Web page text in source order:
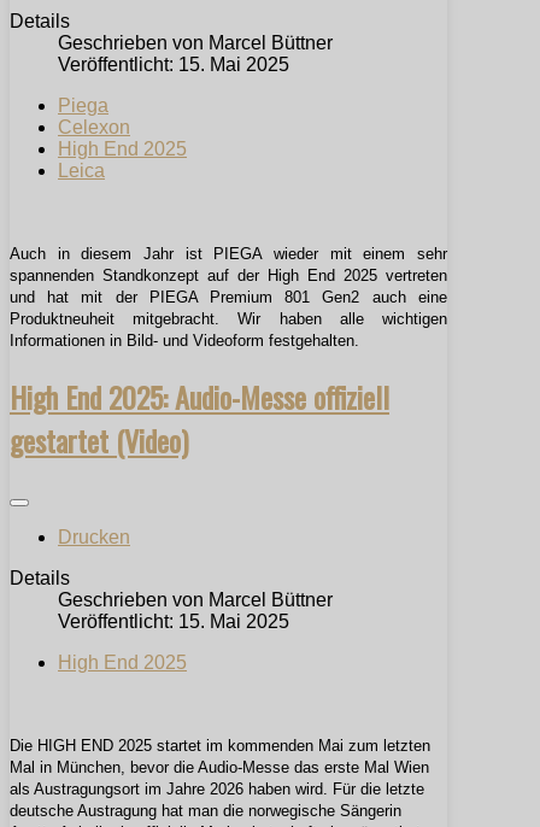
Details
Geschrieben von Marcel Büttner
Veröffentlicht: 15. Mai 2025
Piega
Celexon
High End 2025
Leica
Auch in diesem Jahr ist PIEGA wieder mit einem sehr
spannenden Standkonzept auf der High End 2025 vertreten
und hat mit der PIEGA Premium 801 Gen2 auch eine
Produktneuheit mitgebracht. Wir haben alle wichtigen
Informationen in Bild- und Videoform festgehalten.
High End 2025: Audio-Messe offiziell
gestartet (Video)
Drucken
Details
Geschrieben von Marcel Büttner
Veröffentlicht: 15. Mai 2025
High End 2025
Die HIGH END 2025 startet im kommenden Mai zum letzten
Mal in München, bevor die Audio-Messe das erste Mal Wien
als Austragungsort im Jahre 2026 haben wird. Für die letzte
deutsche Austragung hat man die norwegische Sängerin